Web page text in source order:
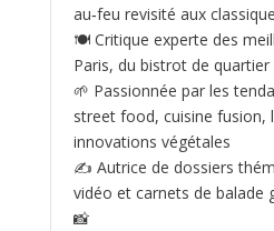
au‑feu revisité aux
🍽️ Critique experte des
Paris, du bistrot de
🌱 Passionnée par les
street food, cuisine fusion,
innovations végétales
✍️ Autrice de dossiers
vidéo et carnets de balade
📸